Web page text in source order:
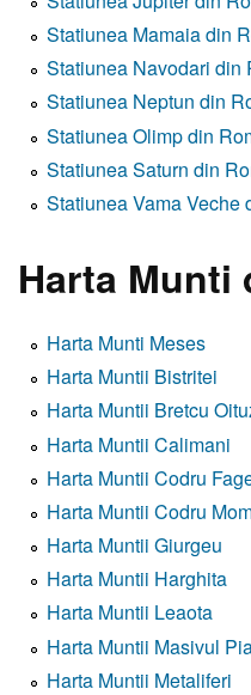
Statiunea Mamaia din
Statiunea Navodari din
Statiunea Neptun din
Statiunea Olimp din
Statiunea Saturn din
Statiunea Vama Veche
Harta Munti
Harta Munti Meses
Harta Muntii Bistritei
Harta Muntii Bretcu
Harta Muntii Calimani
Harta Muntii Codru
Harta Muntii Codru
Harta Muntii Giurgeu
Harta Muntii Harghita
Harta Muntii Leaota
Harta Muntii Masivul
Harta Muntii Metaliferi